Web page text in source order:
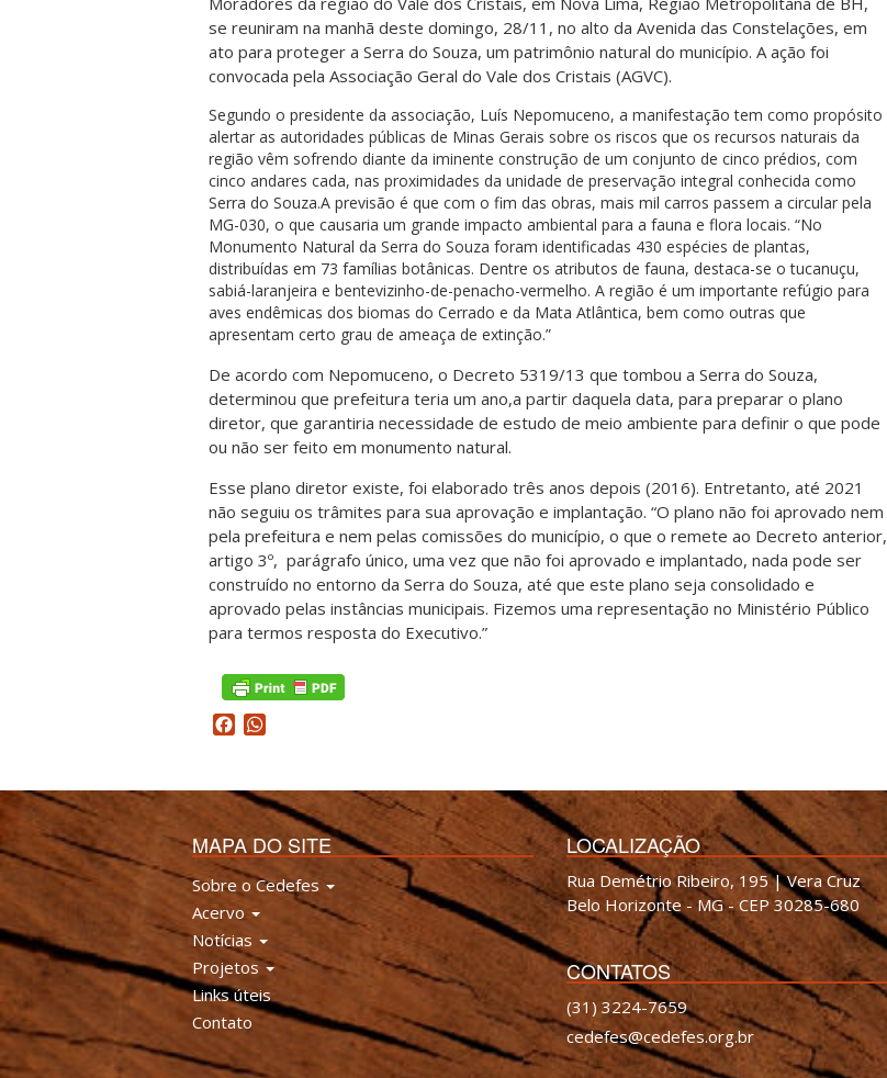
se reuniram na manhã deste domingo, 28/11, no alto da Avenida das Constelações, em
ato para proteger a Serra do Souza, um patrimônio natural do município. A ação foi
convocada pela Associação Geral do Vale dos Cristais (AGVC).
Segundo o presidente da associação, Luís Nepomuceno, a manifestação tem como propósito
alertar as autoridades públicas de Minas Gerais sobre os riscos que os recursos naturais da
região vêm sofrendo diante da iminente construção de um conjunto de cinco prédios, com
cinco andares cada, nas proximidades da unidade de preservação integral conhecida como
Serra do Souza.A previsão é que com o fim das obras, mais mil carros passem a circular pela
MG-030, o que causaria um grande impacto ambiental para a fauna e flora locais. “No
Monumento Natural da Serra do Souza foram identificadas 430 espécies de plantas,
distribuídas em 73 famílias botânicas. Dentre os atributos de fauna, destaca-se o tucanuçu,
sabiá-laranjeira e bentevizinho-de-penacho-vermelho. A região é um importante refúgio para
aves endêmicas dos biomas do Cerrado e da Mata Atlântica, bem como outras que
apresentam certo grau de ameaça de extinção.”
De acordo com Nepomuceno, o Decreto 5319/13 que tombou a Serra do Souza,
determinou que prefeitura teria um ano,a partir daquela data, para preparar o plano
diretor, que garantiria necessidade de estudo de meio ambiente para definir o que pode
ou não ser feito em monumento natural.
Esse plano diretor existe, foi elaborado três anos depois (2016). Entretanto, até 2021
não seguiu os trâmites para sua aprovação e implantação. “O plano não foi aprovado nem
pela prefeitura e nem pelas comissões do município, o que o remete ao Decreto anterior,
artigo 3º, parágrafo único, uma vez que não foi aprovado e implantado, nada pode ser
construído no entorno da Serra do Souza, até que este plano seja consolidado e
aprovado pelas instâncias municipais. Fizemos uma representação no Ministério Público
para termos resposta do Executivo.”
Facebook
MAPA DO SITE
Sobre o Cedefes
Acervo
Notícias
Projetos
Links úteis
Contato
LOCALIZAÇÃO
Rua Demétrio Ribeiro, 195 | Vera Cruz
Belo Horizonte - MG - CEP 30285-680
CONTATOS
(31) 3224-7659
cedefes@cedefes.org.br